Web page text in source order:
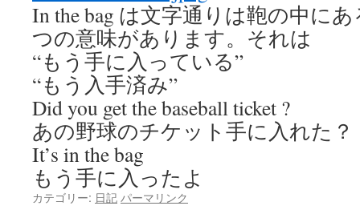
In the bag は文字通りは鞄の中に
つの意味があります。それは
“もう手に入っている”
“もう入手済み”
Did you get the baseball ticket ?
あの野球のチケット手に入れた？
It’s in the bag
もう手に入ったよ
カテゴリー: 日記 パーマリンク